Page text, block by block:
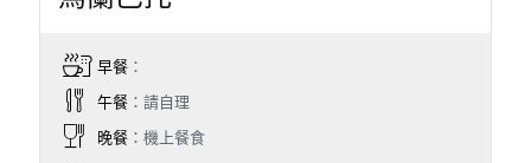
早餐：
午餐：請自理
晚餐：機上餐食